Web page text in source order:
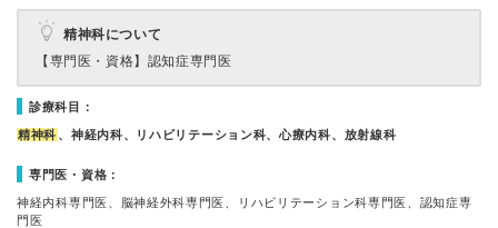
精神科について
【専門医・資格】 認知症専門医
診療科目：
精神科 、神経内科、リハビリテーション科、心療内科、放射線科
専門医・資格：
神経内科専門医、脳神経外科専門医、リハビリテーション科専門医、認知症専
門医